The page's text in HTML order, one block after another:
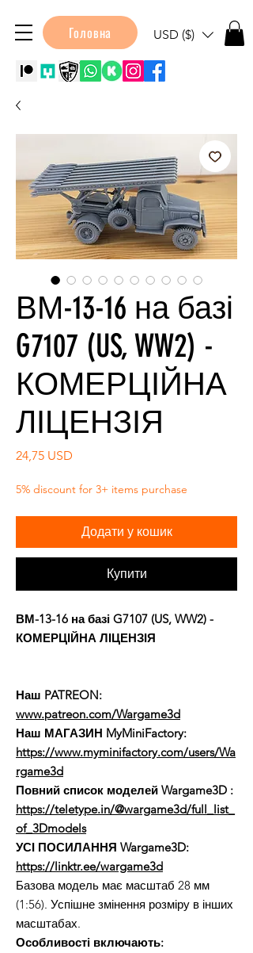
Головна USD ($)
ВМ-13-16 на базі
G7107 (US, WW2) -
КОМЕРЦІЙНА
ЛІЦЕНЗІЯ
24,75 USD
5% discount for 3+ items purchase
Додати у кошик
Купити
ВМ-13-16 на базі G7107 (US, WW2) -
КОМЕРЦІЙНА ЛІЦЕНЗІЯ
Наш PATREON:
www.patreon.com/Wargame3d
Наш МАГАЗИН MyMiniFactory:
https://www.myminifactory.com/users/Wa
rgame3d
Повний список моделей Wargame3D :
https://teletype.in/@wargame3d/full_list_
of_3Dmodels
УСІ ПОСИЛАННЯ Wargame3D:
https://linktr.ee/wargame3d
Базова модель має масштаб 28 мм
(1:56). Успішне змінення розміру в інших
масштабах.
Особливості включають: